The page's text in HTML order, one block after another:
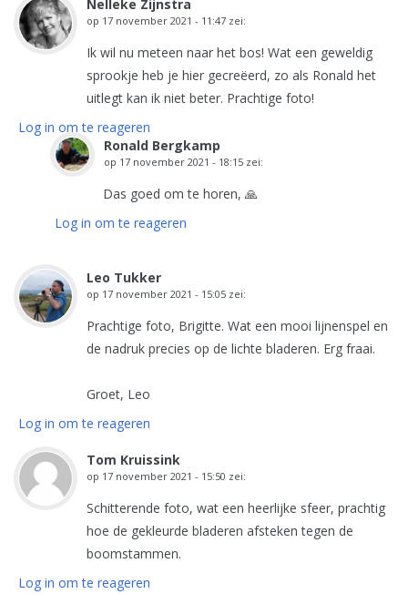
Nelleke Zijnstra
op 17 november 2021 - 11:47 zei:
Ik wil nu meteen naar het bos! Wat een geweldig
sprookje heb je hier gecreëerd, zo als Ronald het
uitlegt kan ik niet beter. Prachtige foto!
Log in om te reageren
Ronald Bergkamp
op 17 november 2021 - 18:15 zei:
Das goed om te horen, 🙏
Log in om te reageren
Leo Tukker
op 17 november 2021 - 15:05 zei:
Prachtige foto, Brigitte. Wat een mooi lijnenspel en
de nadruk precies op de lichte bladeren. Erg fraai.
Groet, Leo
Log in om te reageren
Tom Kruissink
op 17 november 2021 - 15:50 zei:
Schitterende foto, wat een heerlijke sfeer, prachtig
hoe de gekleurde bladeren afsteken tegen de
boomstammen.
Log in om te reageren